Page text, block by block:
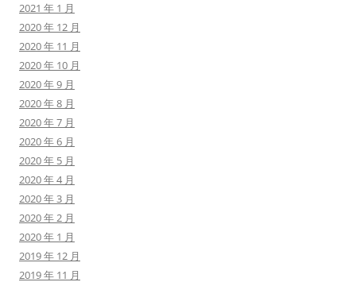
2021 年 1 月
2020 年 12 月
2020 年 11 月
2020 年 10 月
2020 年 9 月
2020 年 8 月
2020 年 7 月
2020 年 6 月
2020 年 5 月
2020 年 4 月
2020 年 3 月
2020 年 2 月
2020 年 1 月
2019 年 12 月
2019 年 11 月